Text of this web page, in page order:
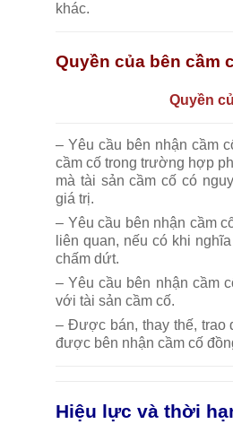
khác.
Quyền của bên cầm
Quyền
– Yêu cầu bên nhận cầm
cầm cố trong trường hợp
mà tài sản cầm cố có
giá trị.
– Yêu cầu bên nhận cầm
liên quan, nếu có khi
chấm dứt.
– Yêu cầu bên nhận cầm
với tài sản cầm cố.
– Được bán, thay thế, trao
được bên nhận cầm cố
Hiệu lực và thời